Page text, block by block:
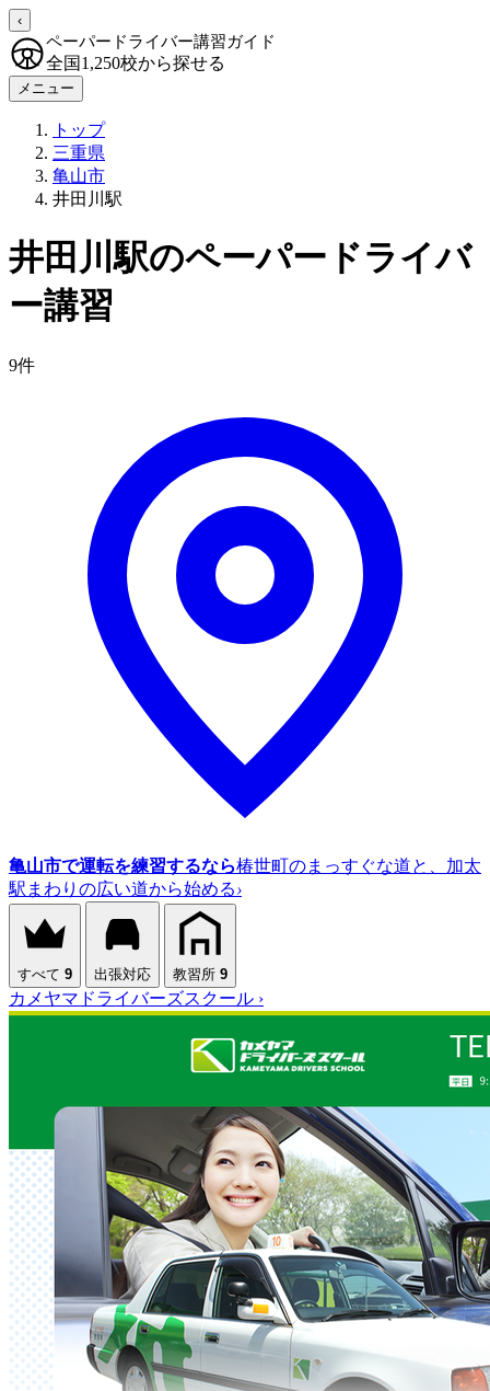
‹
ペーパードライバー講習ガイド
全国1,250校から探せる
メニュー
トップ
三重県
亀山市
井田川駅
井田川駅のペーパードライバ
ー講習
9件
亀山市で運転を練習するなら椿世町のまっすぐな道と、加太
駅まわりの広い道から始める›
すべて 9 出張対応 教習所 9
カメヤマドライバーズスクール ›